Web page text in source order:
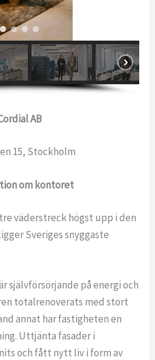
AB
15, Stockholm
om kontoret
väderstreck högst upp i den
Sveriges snyggaste
självförsörjande på energi och
totalrenoverats med stort
annat har fastigheten en
Uttjänta fasader i
och fått nytt liv i form av